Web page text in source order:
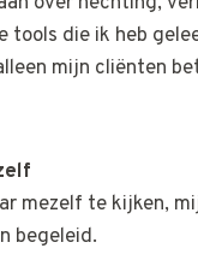
die ik heb
mijn cliënten
mezelf te kijken,
begeleid.